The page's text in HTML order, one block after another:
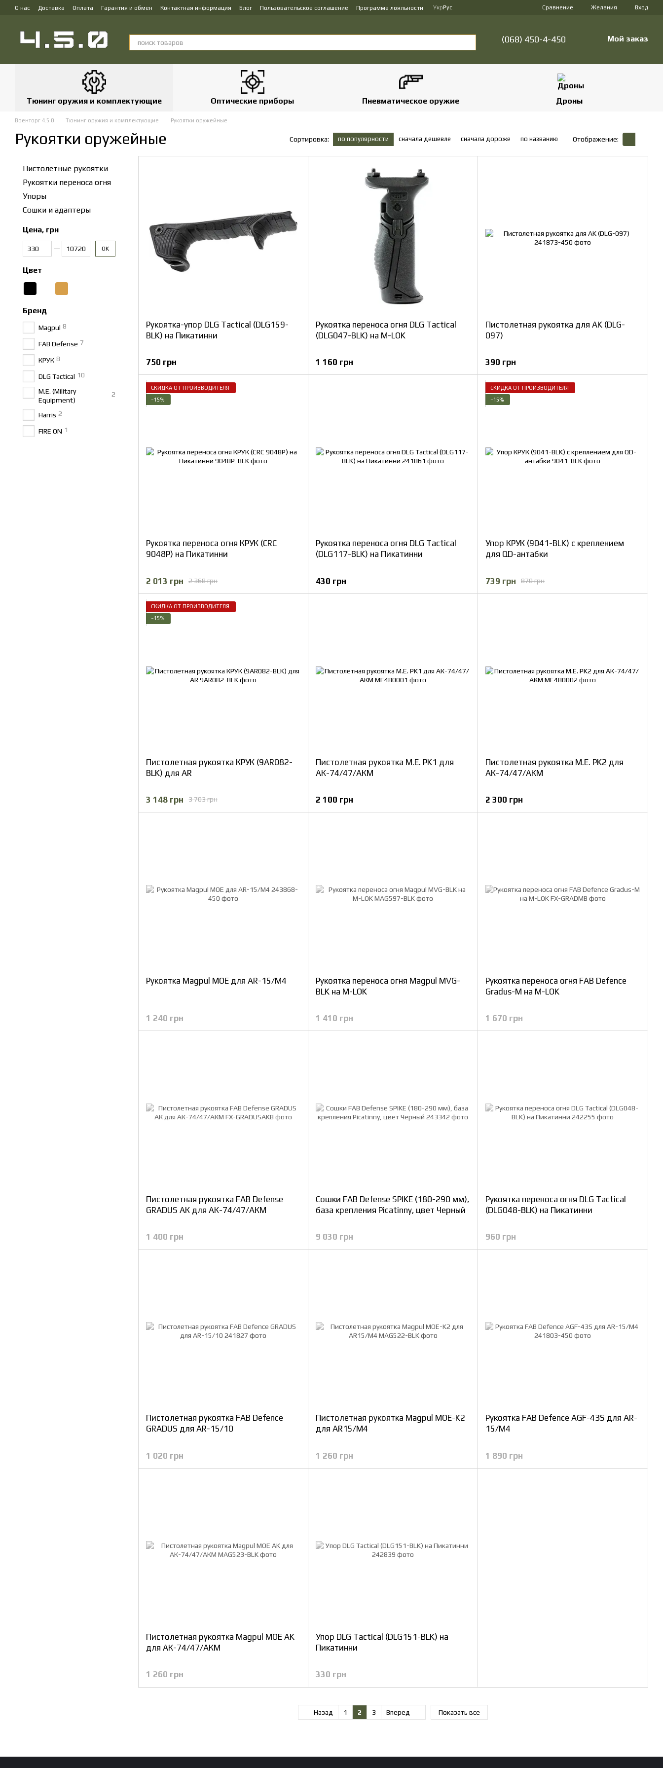
Перейти к основному контенту
О нас Доставка Оплата Гарантия и обмен Контактная информация Блог Пользовательское соглашение Программа лояльности УкрРус Сравнение Желания Вход
(068) 450-4-450 Мой заказ
Тюнинг оружия и комплектующие Оптические приборы Пневматическое оружие Дроны
Военторг 4.5.0 Тюнинг оружия и комплектующие Рукоятки оружейные
Рукоятки оружейные Сортировка: по популярности сначала дешевле сначала дороже по названию Отображение:
Рукоятка-упор DLG Tactical (DLG159-
BLK) на Пикатинни
750 грн
Рукоятка переноса огня DLG Tactical
(DLG047-BLK) на M-LOK
1 160 грн
Пистолетная рукоятка для AK (DLG-
097)
390 грн
СКИДКА ОТ ПРОИЗВОДИТЕЛЯ
−15%
Рукоятка переноса огня КРУК (CRC
9048P) на Пикатинни
2 368 грн
2 013 грн
Рукоятка переноса огня DLG Tactical
(DLG117-BLK) на Пикатинни
430 грн
СКИДКА ОТ ПРОИЗВОДИТЕЛЯ
−15%
Упор КРУК (9041-BLK) с креплением
для QD-антабки
870 грн
739 грн
СКИДКА ОТ ПРОИЗВОДИТЕЛЯ
−15%
Пистолетная рукоятка КРУК (9AR082-
BLK) для AR
3 703 грн
3 148 грн
Пистолетная рукоятка M.E. PK1 для
АК-74/47/АКМ
2 100 грн
Пистолетная рукоятка M.E. PK2 для
АК-74/47/АКМ
2 300 грн
Рукоятка Magpul MOE для AR-15/M4
1 240 грн
Рукоятка переноса огня Magpul MVG-
BLK на M-LOK
1 410 грн
Рукоятка переноса огня FAB Defence
Gradus-M на M-LOK
1 670 грн
Пистолетная рукоятка FAB Defense
GRADUS АК для АК-74/47/АКМ
1 400 грн
Сошки FAB Defense SPIKE (180-290 мм),
база крепления Picatinny, цвет Черный
9 030 грн
Рукоятка переноса огня DLG Tactical
(DLG048-BLK) на Пикатинни
960 грн
Пистолетная рукоятка FAB Defence
GRADUS для AR-15/10
1 020 грн
Пистолетная рукоятка Magpul MOE-K2
для AR15/M4
1 260 грн
Рукоятка FAB Defence AGF-43S для AR-
15/M4
1 890 грн
Пистолетная рукоятка Magpul MOE AK
для АК-74/47/АКМ
1 260 грн
Упор DLG Tactical (DLG151-BLK) на
Пикатинни
330 грн
Назад 1 2 3 Вперед Показать все
Пистолетные рукоятки
Рукоятки переноса огня
Упоры
Сошки и адаптеры
Цена, грн
OK
Цвет
Бренд
Magpul 8
FAB Defense 7
КРУК 8
DLG Tactical 10
M.E. (Military
Equipment)
2
Harris 2
FIRE ON 1